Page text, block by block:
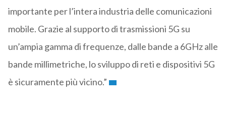
importante per l’intera industria delle comunicazioni
mobile. Grazie al supporto di trasmissioni 5G su
un’ampia gamma di frequenze, dalle bande a 6GHz alle
bande millimetriche, lo sviluppo di reti e dispositivi 5G
è sicuramente più vicino.”